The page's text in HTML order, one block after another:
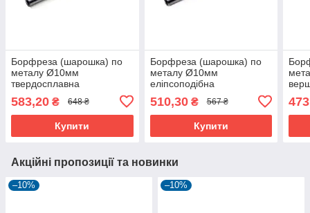
Борфреза (шарошка) по
металу Ø10мм
твердосплавна
583,20 ₴ 648 ₴
Купити
Борфреза (шарошка) по
металу Ø10мм
еліпсоподібна
твердосплавна форма G
510,30₴ 567 ₴
Купити
Акційні пропозиції та новинки
–10% –10%